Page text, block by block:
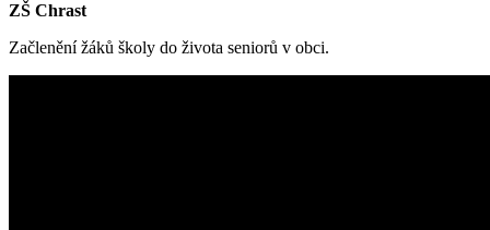
ZŠ Chrast
Začlenění žáků školy do života seniorů v obci.